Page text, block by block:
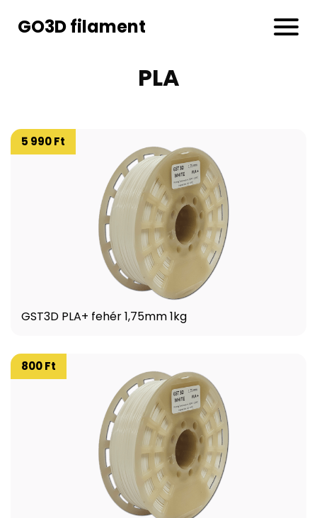
GO3D filament
PLA
GST3D PLA+ fehér 1,75mm 1kg
5 990 Ft
800 Ft